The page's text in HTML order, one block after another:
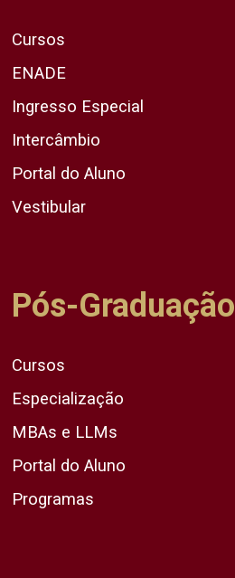
Cursos
ENADE
Ingresso Especial
Intercâmbio
Portal do Aluno
Vestibular
Pós-Graduação
Cursos
Especialização
MBAs e LLMs
Portal do Aluno
Programas